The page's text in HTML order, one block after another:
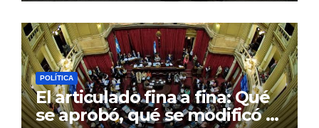
POLÍTICA
El articulado fina a fina: Qué
se aprobó, qué se modificó y